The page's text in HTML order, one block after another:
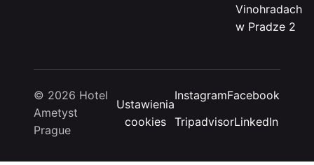
Vinohradach
w Pradze 2
© 2026 Hotel
Ametyst
Prague
Ustawienia
cookies
InstagramFacebook
TripadvisorLinkedIn